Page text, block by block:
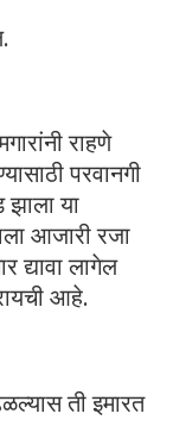
राहणे
परवानगी
झाला या
आजारी रजा
द्यावा लागेल
आहे.
ती इमारत